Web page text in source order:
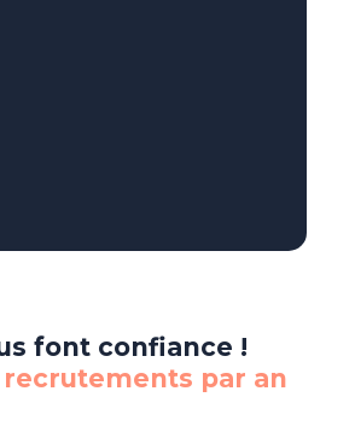
font confiance !
recrutements par an